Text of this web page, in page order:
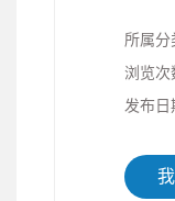
所属分
浏览次
发布日